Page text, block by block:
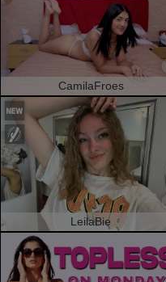
CamilaFroes
LeilaBie